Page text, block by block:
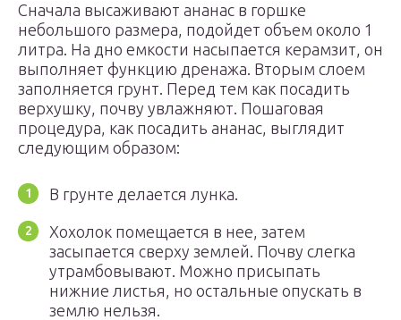
Сначала высаживают ананас в горшке
небольшого размера, подойдет объем около 1
литра. На дно емкости насыпается керамзит, он
выполняет функцию дренажа. Вторым слоем
заполняется грунт. Перед тем как посадить
верхушку, почву увлажняют. Пошаговая
процедура, как посадить ананас, выглядит
следующим образом:
В грунте делается лунка.
Хохолок помещается в нее, затем
засыпается сверху землей. Почву слегка
утрамбовывают. Можно присыпать
нижние листья, но остальные опускать в
землю нельзя.